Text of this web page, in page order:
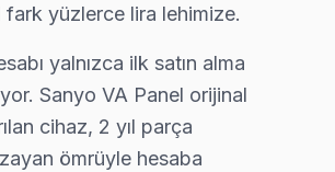
Servisinde Güven
yüzlerce lira lehimize.
yalnızca ilk satın alma
Sanyo VA Panel orijinal
cihaz, 2 yıl parça
ömrüyle hesaba